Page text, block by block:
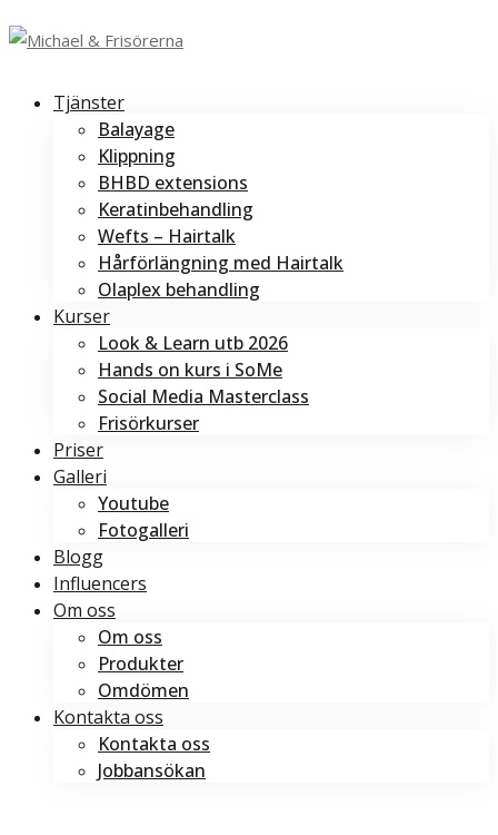
Tjänster
Balayage
Klippning
BHBD extensions
Keratinbehandling
Wefts – Hairtalk
Hårförlängning med Hairtalk
Olaplex behandling
Kurser
Look & Learn utb 2026
Hands on kurs i SoMe
Social Media Masterclass
Frisörkurser
Priser
Galleri
Youtube
Fotogalleri
Blogg
Influencers
Om oss
Om oss
Produkter
Omdömen
Kontakta oss
Kontakta oss
Jobbansökan